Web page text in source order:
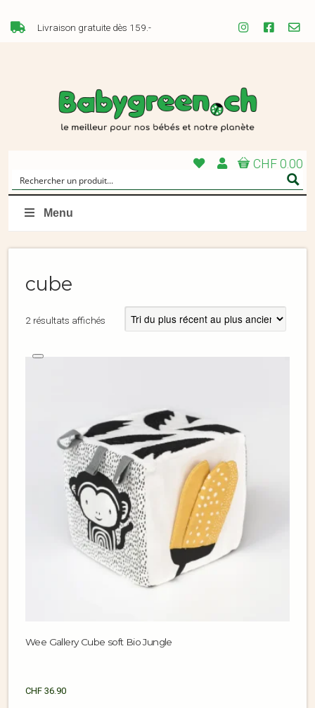
Livraison gratuite dès 159.-
CHF 0.00
Menu
cube
2 résultats affichés
Wee Gallery Cube soft Bio Jungle
CHF 36.90